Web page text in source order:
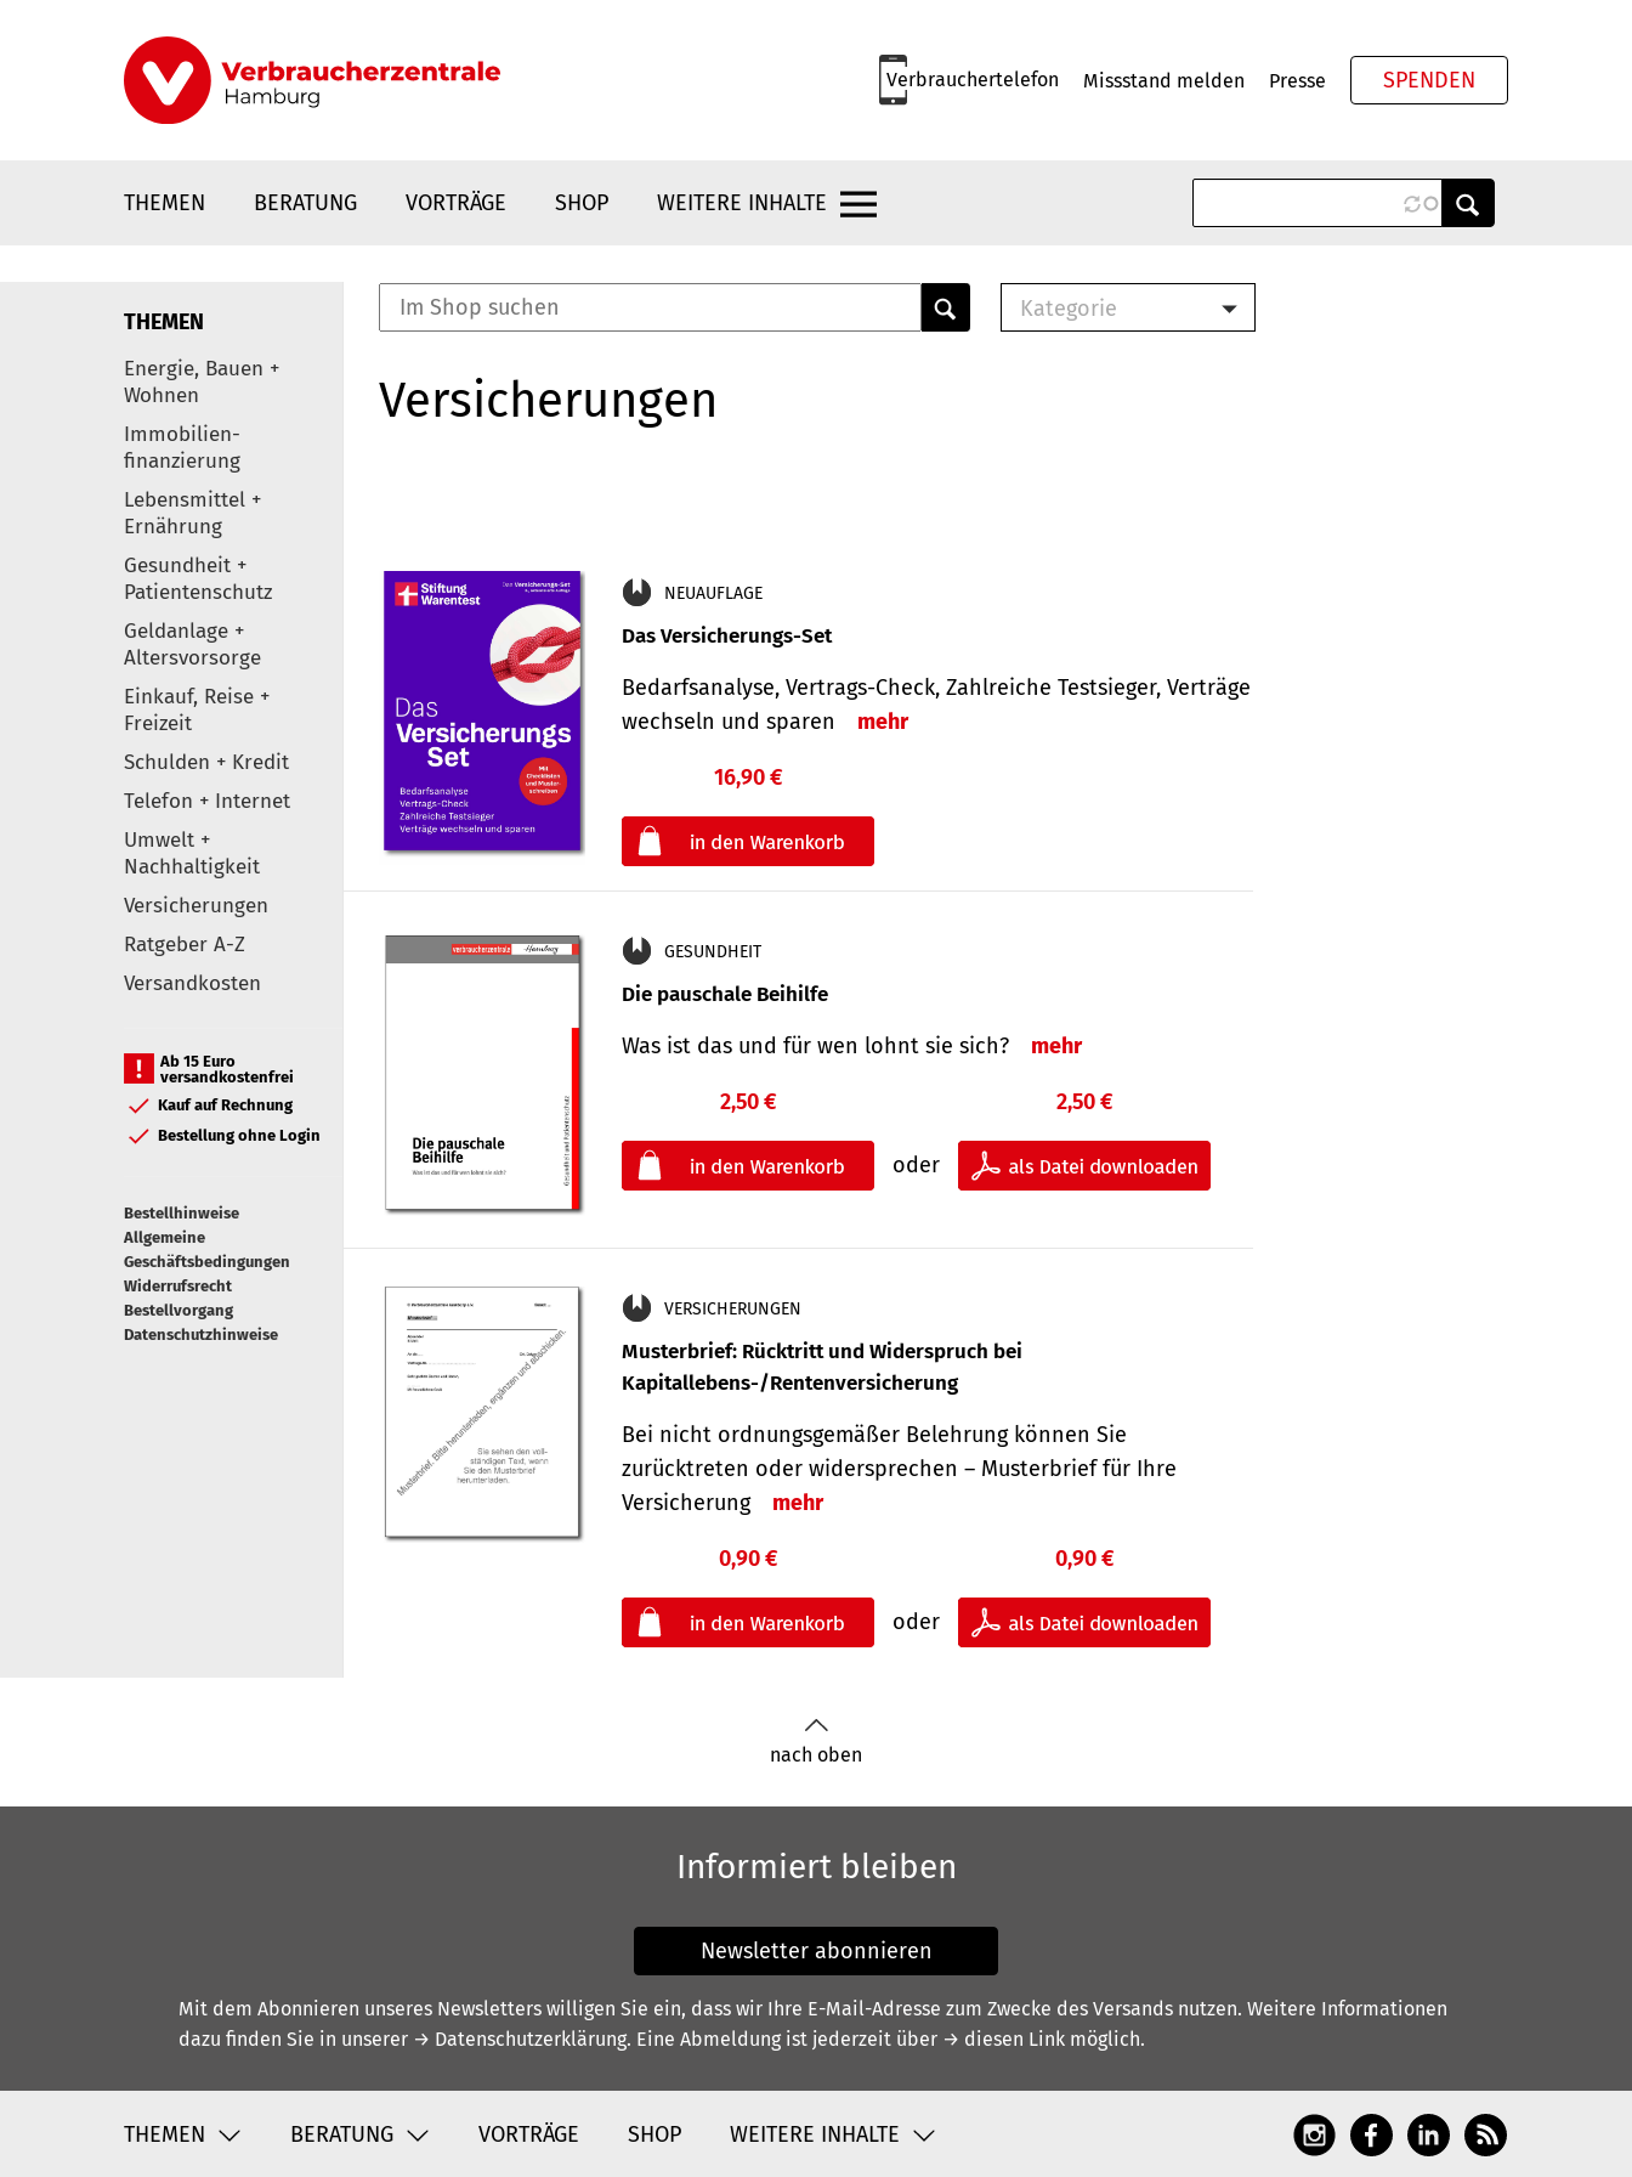
Verbrauchertelefon Missstand melden Presse SPENDEN
THEMEN BERATUNG VORTRÄGE SHOP WEITERE INHALTE
Elemente
THEMEN
Energie, Bauen +
Wohnen
Immobilien-
finanzierung
Lebensmittel +
Ernährung
Gesundheit +
Patientenschutz
Geldanlage +
Altersvorsorge
Einkauf, Reise +
Freizeit
Schulden + Kredit
Telefon + Internet
Umwelt +
Nachhaltigkeit
Versicherungen
Ratgeber A-Z
Versandkosten
Ab 15 Euro
versandkostenfrei
Kauf auf Rechnung
Bestellung ohne Login
Bestellhinweise
Allgemeine
Geschäftsbedingungen
Widerrufsrecht
Bestellvorgang
Datenschutzhinweise
Kategorie
Versicherungen
NEUAUFLAGE
Das Versicherungs-Set
Bedarfsanalyse, Vertrags-Check, Zahlreiche Testsieger, Verträge
wechseln und sparen
mehr
16,90 €
GESUNDHEIT
Die pauschale Beihilfe
Was ist das und für wen lohnt sie sich? mehr
2,50 €
oder
2,50 €
VERSICHERUNGEN
Musterbrief: Rücktritt und Widerspruch bei
Kapitallebens-/Rentenversicherung
Bei nicht ordnungsgemäßer Belehrung können Sie
zurücktreten oder widersprechen – Musterbrief für Ihre
Versicherung
mehr
0,90 €
oder
0,90 €
nach oben
Informiert bleiben
Newsletter abonnieren
Mit dem Abonnieren unseres Newsletters willigen Sie ein, dass wir Ihre E-Mail-Adresse zum Zwecke des Versands nutzen. Weitere Informationen
dazu finden Sie in unserer → Datenschutzerklärung. Eine Abmeldung ist jederzeit über → diesen Link möglich.
THEMEN BERATUNG VORTRÄGE SHOP WEITERE INHALTE